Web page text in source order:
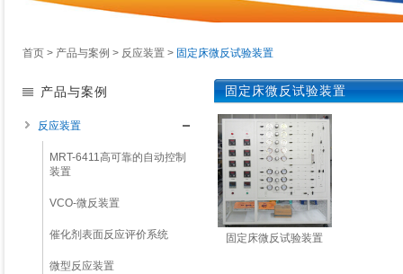
首页 > 产品与案例 > 反应装置 > 固定床微反试验装置
产品与案例
反应装置
MRT-6411高可靠的自动控制
装置
VCO-微反装置
催化剂表面反应评价系统
微型反应装置
固定床微反试验装置
固定床微反试验装置